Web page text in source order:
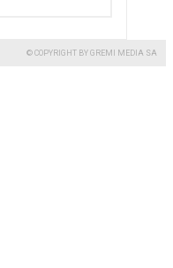
© COPYRIGHT BY GREMI MEDIA SA